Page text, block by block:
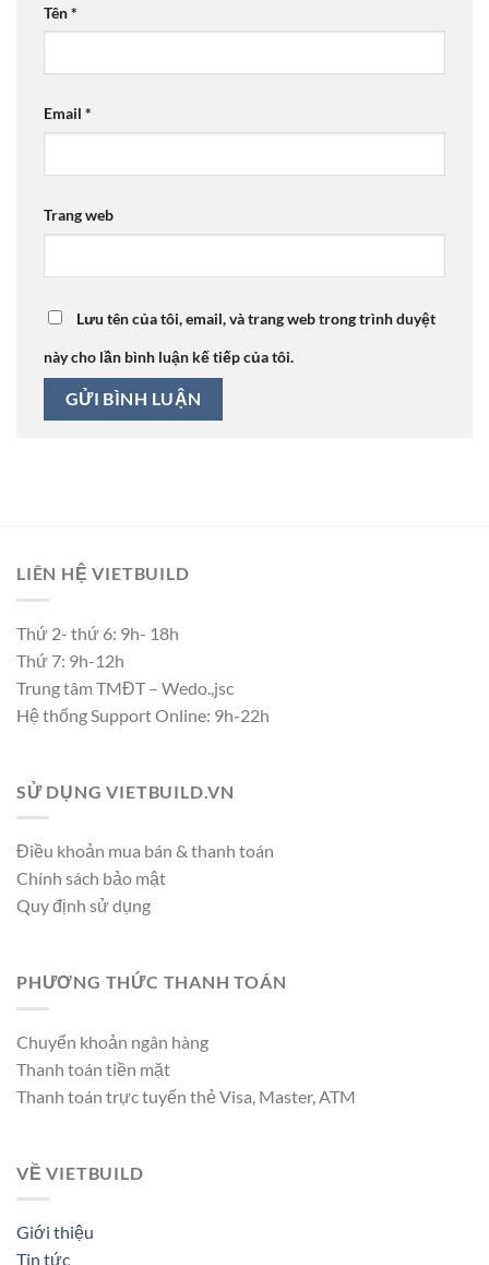
Tên*
Email *
Trang web
Lưu tên của tôi, email, và trang web trong trình duyệt
này cho lần bình luận kế tiếp của tôi.
LIÊN HỆ VIETBUILD
Thứ 2- thứ 6: 9h- 18h
Thứ 7: 9h-12h
Trung tâm TMĐT – Wedo.,jsc
Hệ thống Support Online: 9h-22h
SỬ DỤNG VIETBUILD.VN
Điều khoản mua bán & thanh toán
Chính sách bảo mật
Quy định sử dụng
PHƯƠNG THỨC THANH TOÁN
Chuyển khoản ngân hàng
Thanh toán tiền mặt
Thanh toán trực tuyến thẻ Visa, Master, ATM
VỀ VIETBUILD
Giới thiệu
Tin tức